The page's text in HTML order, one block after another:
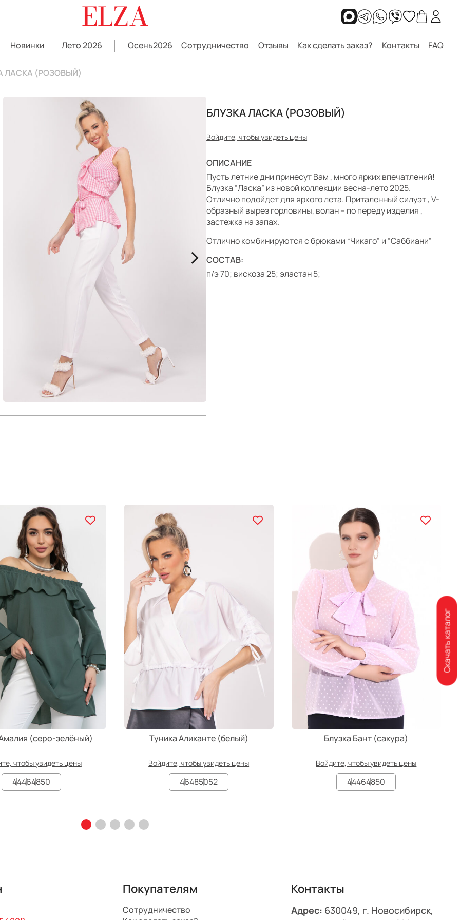
ELZA
Новинки Лето 2026 Осень2026 Сотрудничество Отзывы Как сделать заказ? Контакты FAQ
ЛАСКА (РОЗОВЫЙ)
>
БЛУЗКА ЛАСКА (РОЗОВЫЙ)
Войдите, чтобы увидеть цены
ОПИСАНИЕ
Пусть летние дни принесут Вам , много ярких впечатлений!
Блузка “Ласка” из новой коллекции весна-лето 2025.
Отлично подойдет для яркого лета. Приталенный силуэт , V-
образный вырез горловины, волан – по переду изделия ,
застежка на запах.
Отлично комбинируются с брюками “Чикаго” и “Саббиани”
СОСТАВ:
п/э 70; вискоза 25; эластан 5;
(серо-зелёный)
чтобы увидеть цены
44464850
Туника Аликанте (белый)
Войдите, чтобы увидеть цены
46485052
Блузка Бант (сакура)
Войдите, чтобы увидеть цены
44464850
Покупателям
Сотрудничество
Контакты
Адрес: 630049, г. Новосибирск,
Скачать каталог